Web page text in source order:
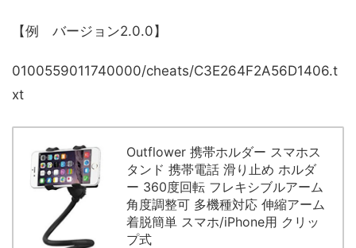
【例 バージョン2.0.0】
0100559011740000/cheats/C3E264F2A56D1406.t
xt
Outflower 携帯ホルダー スマホス
タンド 携帯電話 滑り止め ホルダ
ー 360度回転 フレキシブルアーム
角度調整可 多機種対応 伸縮アーム
着脱簡単 スマホ/iPhone用 クリッ
プ式